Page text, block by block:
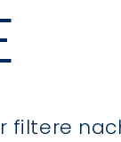
filtere